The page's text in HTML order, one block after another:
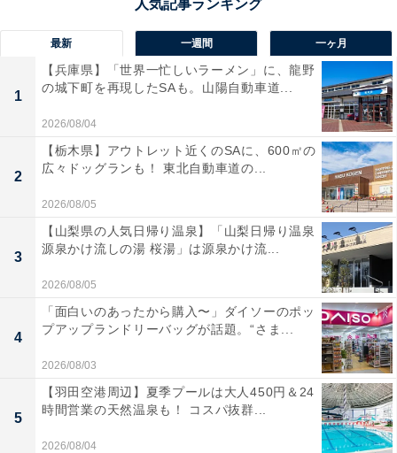
SNSで話題になったパーティションの1つ
＞次ページ：いざ、体感型ゲーム「Tale from
Evangelium」に潜入！
最新 一週間 一ヶ月
1
【兵庫県】「世界一忙しいラーメン」に、龍野
の城下町を再現したSAも。山陽自動車道...
2026/08/04
2
【栃木県】アウトレット近くのSAに、600㎡の
広々ドッグランも！ 東北自動車道の...
2026/08/05
3
【山梨県の人気日帰り温泉】「山梨日帰り温泉
源泉かけ流しの湯 桜湯」は源泉かけ流...
2026/08/05
4
「面白いのあったから購入〜」ダイソーのポッ
プアップランドリーバッグが話題。“さま...
2026/08/03
5
【羽田空港周辺】夏季プールは大人450円＆24
時間営業の天然温泉も！ コスパ抜群...
2026/08/04